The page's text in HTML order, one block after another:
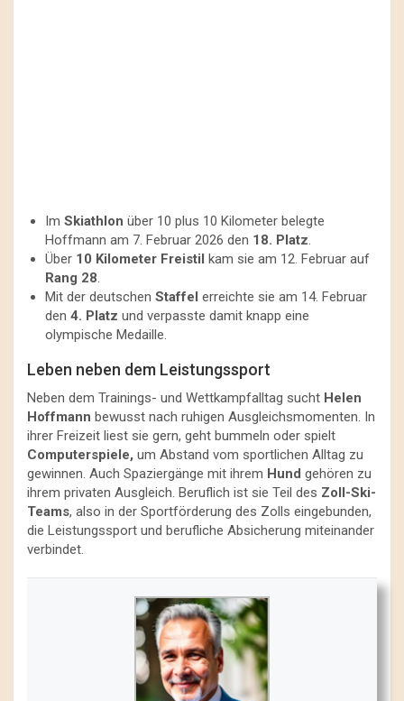
Im Skiathlon über 10 plus 10 Kilometer belegte
Hoffmann am 7. Februar 2026 den 18. Platz.
Über 10 Kilometer Freistil kam sie am 12. Februar auf
Rang 28.
Mit der deutschen Staffel erreichte sie am 14. Februar
den 4. Platz und verpasste damit knapp eine
olympische Medaille.
Leben neben dem Leistungssport
Neben dem Trainings- und Wettkampfalltag sucht Helen
Hoffmann bewusst nach ruhigen Ausgleichsmomenten. In
ihrer Freizeit liest sie gern, geht bummeln oder spielt
Computerspiele, um Abstand vom sportlichen Alltag zu
gewinnen. Auch Spaziergänge mit ihrem Hund gehören zu
ihrem privaten Ausgleich. Beruflich ist sie Teil des Zoll-Ski-
Teams, also in der Sportförderung des Zolls eingebunden,
die Leistungssport und berufliche Absicherung miteinander
verbindet.